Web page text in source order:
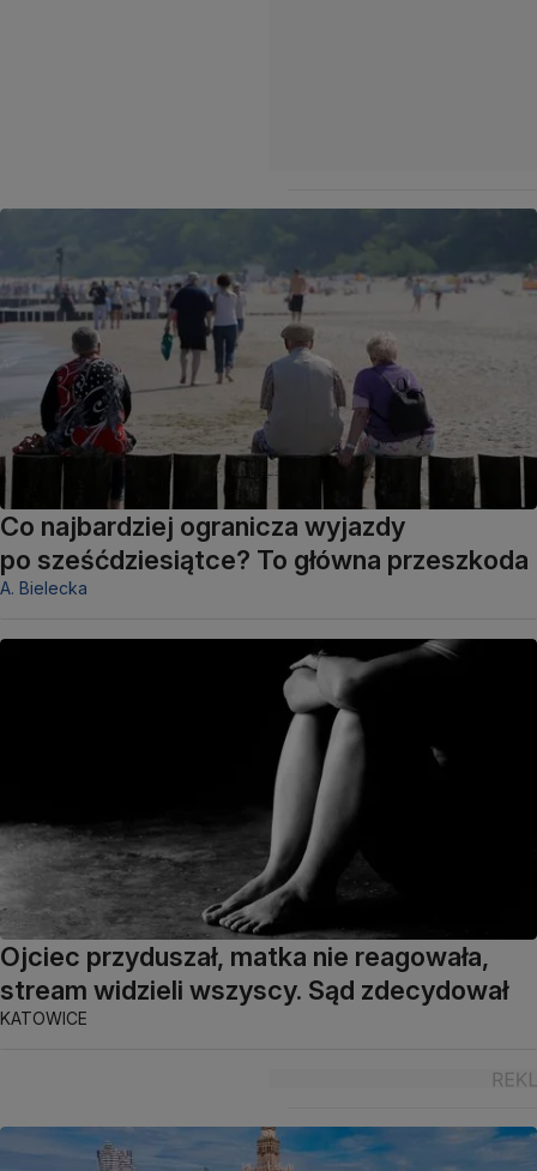
Co najbardziej ogranicza wyjazdy
po sześćdziesiątce? To główna przeszkoda
A. Bielecka
Ojciec przyduszał, matka nie reagowała,
stream widzieli wszyscy. Sąd zdecydował
KATOWICE